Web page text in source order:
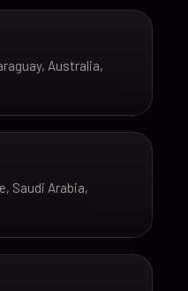
Australia,
Saudi Arabia,